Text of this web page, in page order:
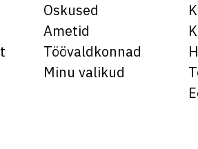
Oskused
Ametid
Töövaldkonnad
Minu valikud